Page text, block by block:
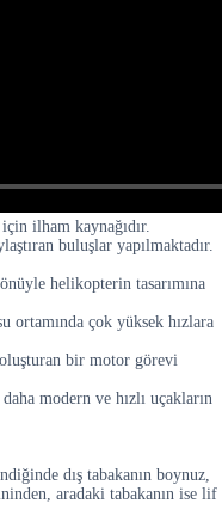
ilham kaynağıdır.
buluşlar yapılmaktadır.
helikopterin tasarımına
ortamında çok yüksek hızlara
bir motor görevi
modern ve hızlı uçakların
dış tabakanın boynuz,
aradaki tabakanın ise lif